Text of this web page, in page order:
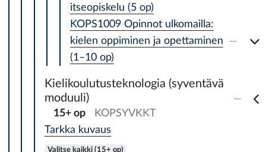
itseopiskelu (5 op)
KOPS1009 Opinnot ulkomailla:
kielen oppiminen ja opettaminen
(1–10 op)
Kielikoulutusteknologia (syventävä
moduuli)
15+ op
KOPSYVKKT
Tarkka kuvaus
Valitse kaikki (15+ op)